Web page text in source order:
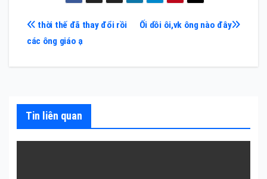
Điều
hướng
viết
Ối dồi ôi,vk ông nào đây
thời thế đã thay đổi rồi
các ông giáo ạ
Tin liên quan